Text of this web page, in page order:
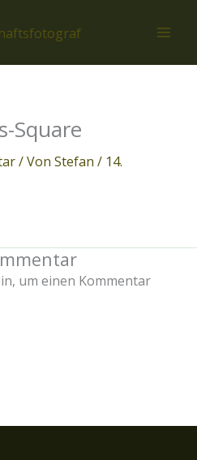
Square
/ Von Stefan / 14.
um einen Kommentar